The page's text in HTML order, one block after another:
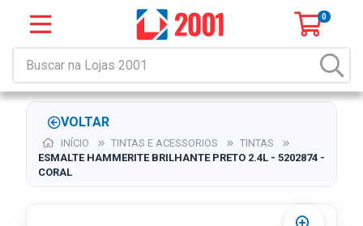
0
VOLTAR
INÍCIO TINTAS E ACESSORIOS
TINTAS
ESMALTE HAMMERITE BRILHANTE PRETO 2.4L - 5202874 -
CORAL